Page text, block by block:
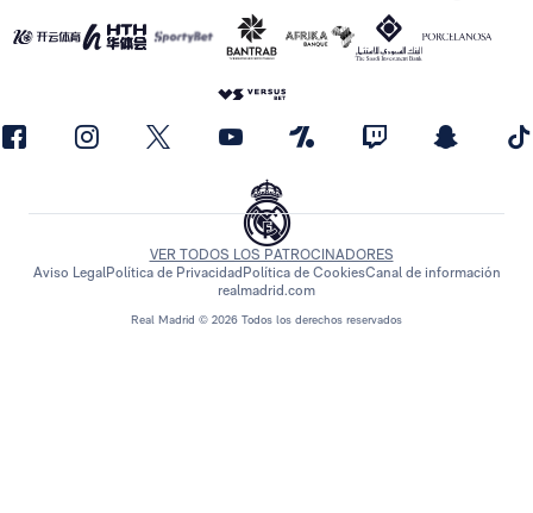
Real Madrid © 2026 Todos los derechos reservados
VER TODOS LOS PATROCINADORES
Aviso LegalPolítica de Privacidad Política de CookiesCanal de información
realmadrid.com